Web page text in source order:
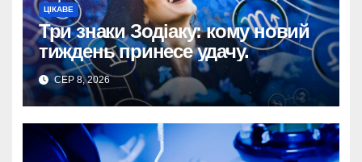
ЦІКАВЕ
Три знаки Зодіаку: кому новий
тиждень принесе удачу.
СЕР 8, 2026